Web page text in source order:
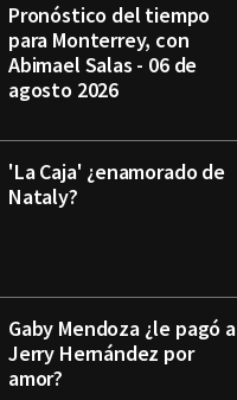
Pronóstico del tiempo
para Monterrey, con
Abimael Salas - 06 de
agosto 2026
'La Caja' ¿enamorado de
Nataly?
Gaby Mendoza ¿le pagó a
Jerry Hernández por
amor?